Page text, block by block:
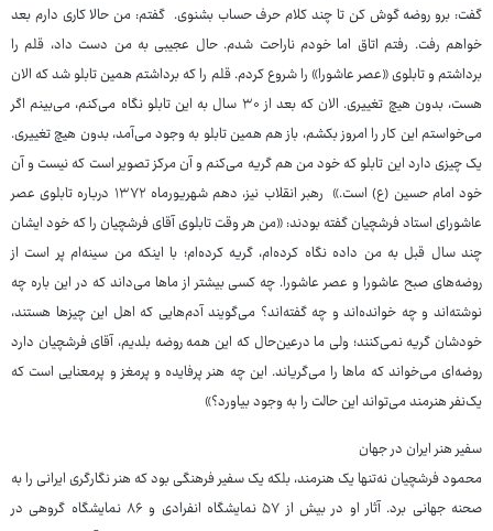
گفت: برو روضه گوش کن تا چند کلام حرف حساب بشنوی. گفتم: من حالا کاری دارم بعد
خواهم رفت. رفتم اتاق اما خودم ناراحت شدم. حال عجیبی به من دست داد، قلم را
برداشتم و تابلوی «عصر عاشورا» را شروع کردم. قلم را که برداشتم همین تابلو شد که الان
هست، بدون هیچ تغییری. الان که بعد از ۳۰ سال به این تابلو نگاه می‌کنم، می‌بینم اگر
می‌خواستم این کار را امروز بکشم، باز هم همین تابلو به وجود می‌آمد، بدون هیچ تغییری.
یک چیزی دارد این تابلو که خود من هم گریه می‌کنم و آن مرکز تصویر است که نیست و آن
خود امام حسین (ع) است.» رهبر انقلاب نیز، دهم شهریورماه ۱۳۷۲ درباره تابلوی عصر
عاشورای استاد فرشچیان گفته بودند: «من هر وقت تابلوی آقای فرشچیان را که خود ایشان
چند سال قبل به من داده نگاه کرده‌ام، گریه کرده‌ام؛ با اینکه من سینه‌ام پر است از
روضه‌های صبح عاشورا و عصر عاشورا. چه کسی بیشتر از ماها می‌داند که در این باره چه
نوشته‌اند و چه خوانده‌اند و چه گفته‌اند؟ می‌گویند آدم‌هایی که اهل این چیزها هستند،
خودشان گریه نمی‌کنند؛ ولی ما درعین‌حال که این همه روضه بلدیم، آقای فرشچیان دارد
روضه‌ای می‌خواند که ماها را می‌گریاند. این چه هنر پرفایده و پرمغز و پرمعنایی است که
یک‌نفر هنرمند می‌تواند این حالت را به وجود بیاورد؟»
سفیر هنر ایران در جهان
محمود فرشچیان نه‌تنها یک هنرمند، بلکه یک سفیر فرهنگی بود که هنر نگارگری ایرانی را به
صحنه جهانی برد. آثار او در بیش از ۵۷ نمایشگاه انفرادی و ۸۶ نمایشگاه گروهی در